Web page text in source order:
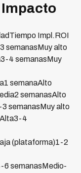
Impl.ROI
semanasMuy alto
4 semanasMuy
semanaAlto
semanasAlto
semanasMuy alto
4
(plataforma)1-2
semanasMedio-